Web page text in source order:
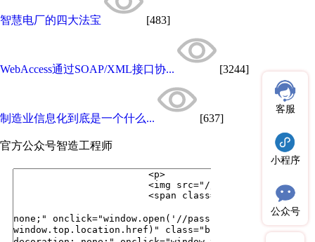
智慧电厂的四大法宝 [483]
WebAccess通过SOAP/XML接口协... [3244]
制造业信息化到底是一个什么... [637]
官方公众号智造工程师
客服
小程序
公众号